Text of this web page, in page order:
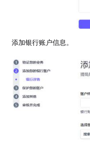
添加银行账户信息。